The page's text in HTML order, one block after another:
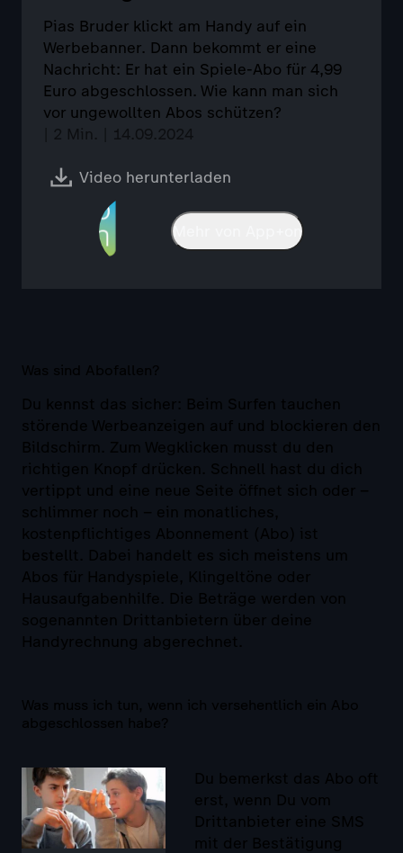
Pias Bruder klickt am Handy auf ein
Werbebanner. Dann bekommt er eine
Nachricht: Er hat ein Spiele-Abo für 4,99
Euro abgeschlossen. Wie kann man sich
vor ungewollten Abos schützen?
| 2 Min. | 14.09.2024
Video herunterladen
Mehr von App+on
Was sind Abofallen?
Du kennst das sicher: Beim Surfen tauchen
störende Werbeanzeigen auf und blockieren den
Bildschirm. Zum Wegklicken musst du den
richtigen Knopf drücken. Schnell hast du dich
vertippt und eine neue Seite öffnet sich oder –
schlimmer noch – ein monatliches,
kostenpflichtiges Abonnement (Abo) ist
bestellt. Dabei handelt es sich meistens um
Abos für Handyspiele, Klingeltöne oder
Hausaufgabenhilfe. Die Beträge werden von
sogenannten Drittanbietern über deine
Handyrechnung abgerechnet.
Was muss ich tun, wenn ich versehentlich ein Abo
abgeschlossen habe?
Du bemerkst das Abo oft
erst, wenn Du vom
Drittanbieter eine SMS
mit der Bestätigung